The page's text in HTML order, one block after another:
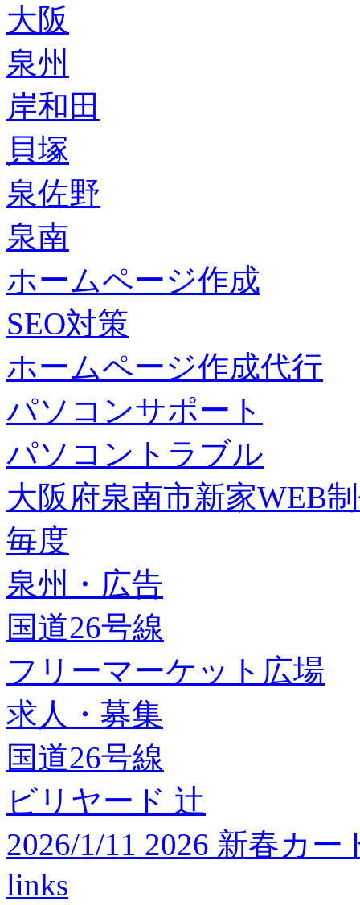
大阪
泉州
岸和田
貝塚
泉佐野
泉南
ホームページ作成
SEO対策
ホームページ作成代行
パソコンサポート
パソコントラブル
大阪府泉南市新家WEB
毎度
泉州・広告
国道26号線
フリーマーケット広場
求人・募集
国道26号線
ビリヤード 辻
2026/1/11 2026 新春カ
links